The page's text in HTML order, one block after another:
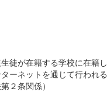
徒が在籍する学校に在籍
ーネットを通じて行われ
２条関係）